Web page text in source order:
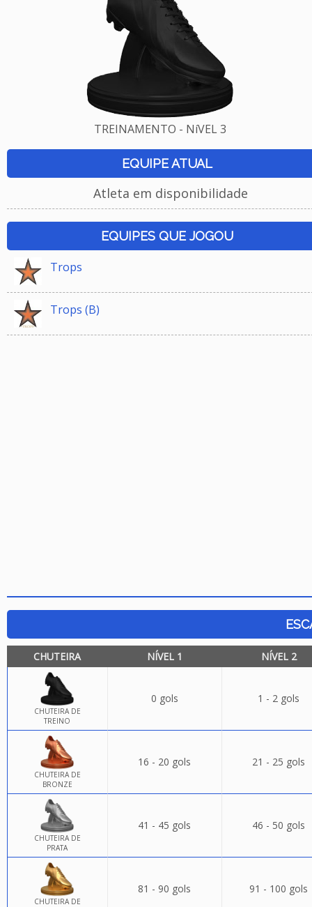
TREINAMENTO - NíVEL 3
EQUIPE ATUAL
Atleta em disponibilidade
EQUIPES QUE JOGOU
Trops
Trops (B)
CHUTEIRA NÍVEL 1 NÍVEL 2
CHUTEIRA DE
TREINO
0 gols 1 - 2 gols
CHUTEIRA DE
BRONZE
16 - 20 gols 21 - 25 gols
CHUTEIRA DE
PRATA
41 - 45 gols 46 - 50 gols
CHUTEIRA DE
81 - 90 gols 91 - 100 gols